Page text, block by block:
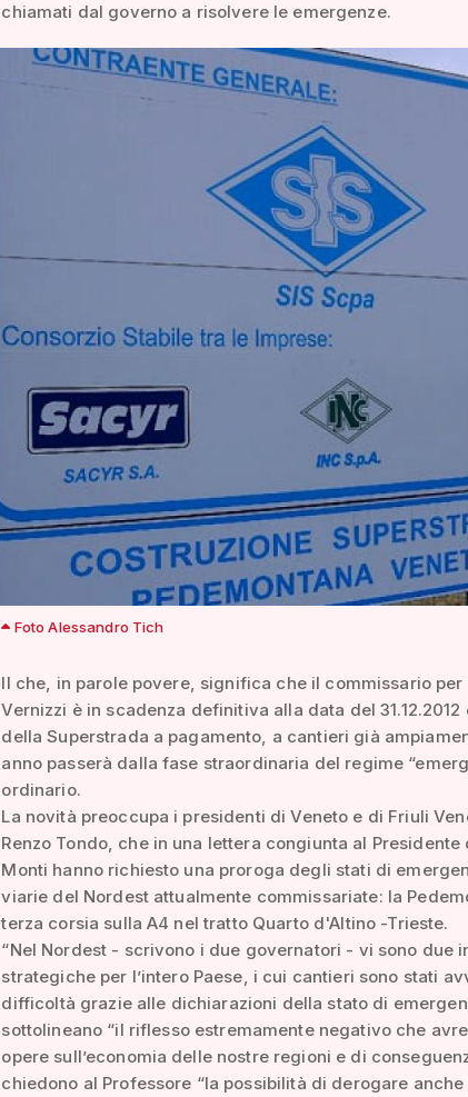
chiamati dal governo a risolvere le emergenze.
Foto Alessandro Tich
Il che, in parole povere, significa che il commissario per
Vernizzi è in scadenza definitiva alla data del
della Superstrada a pagamento, a cantieri già
anno passerà dalla fase straordinaria del regime
ordinario.
La novità preoccupa i presidenti di Veneto e di Friuli
Renzo Tondo, che in una lettera congiunta al
Monti hanno richiesto una proroga degli stati di
viarie del Nordest attualmente commissariate: la
terza corsia sulla A4 nel tratto Quarto d'Altino -Trieste.
“Nel Nordest - scrivono i due governatori - vi sono due
strategiche per l’intero Paese, i cui cantieri sono stati
difficoltà grazie alle dichiarazioni della stato di
sottolineano “il riflesso estremamente negativo che
opere sull’economia delle nostre regioni e di
chiedono al Professore “la possibilità di derogare